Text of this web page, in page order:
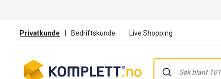
Privatkunde | Bedriftskunde Live Shopping